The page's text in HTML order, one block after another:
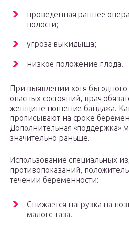
проведенная раннее
полости;
угроза выкидыша;
низкое положение плода.
При выявлении хотя бы одного
опасных состояний, врач
женщине ношение бандажа.
прописывают на сроке
Дополнительная «поддержка»
значительно раньше.
Использование специальных
противопоказаний,
течении беременности:
Снижается нагрузка на
малого таза.